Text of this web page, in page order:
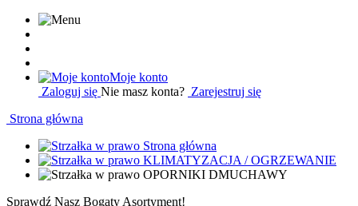
Moje konto
Zaloguj się Nie masz konta? Zarejestruj się
Strona główna
Strona główna
KLIMATYZACJA / OGRZEWANIE
OPORNIKI DMUCHAWY
Sprawdź Nasz Bogaty Asortyment!